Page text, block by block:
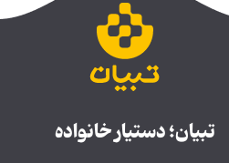
تبیان؛ دستیار خانواده